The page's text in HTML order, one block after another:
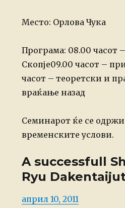
Место: Орлова Чука
Програма: 08.00 часот
Скопје09.00 часот –
часот – теоретски и
враќање назад
Семинарот ќе се одржи
временските услови.
A successfull
Ryu
Posted
април 10, 2011